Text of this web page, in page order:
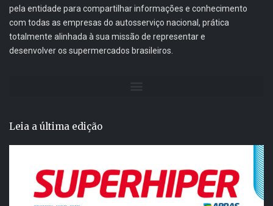
pela entidade para compartilhar informações e conhecimento
com todas as empresas do autosserviço nacional, prática
totalmente alinhada à sua missão de representar e
desenvolver os supermercados brasileiros.
Leia a última edição